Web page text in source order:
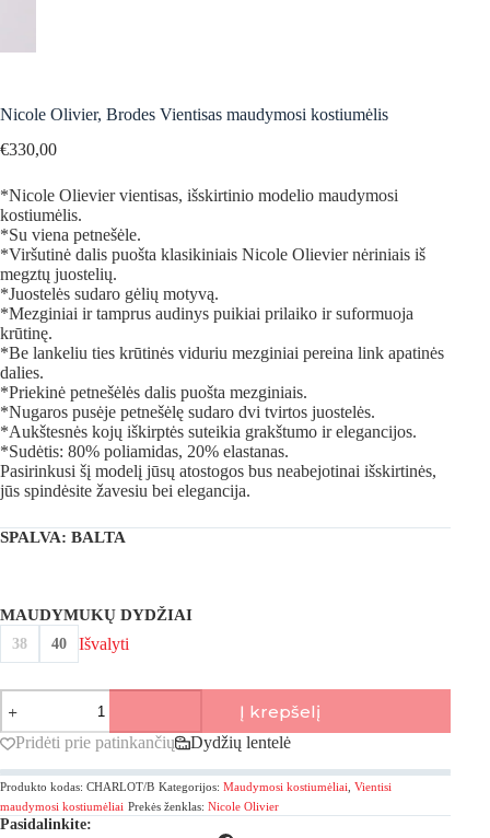
Nicole Olivier, Brodes Vientisas maudymosi kostiumėlis
€330,00
*Nicole Olievier vientisas, išskirtinio modelio maudymosi
kostiumėlis.
*Su viena petnešėle.
*Viršutinė dalis puošta klasikiniais Nicole Olievier nėriniais iš
megztų juostelių.
*Juostelės sudaro gėlių motyvą.
*Mezginiai ir tamprus audinys puikiai prilaiko ir suformuoja
krūtinę.
*Be lankeliu ties krūtinės viduriu mezginiai pereina link apatinės
dalies.
*Priekinė petnešėlės dalis puošta mezginiais.
*Nugaros pusėje petnešėlę sudaro dvi tvirtos juostelės.
*Aukštesnės kojų iškirptės suteikia grakštumo ir elegancijos.
*Sudėtis: 80% poliamidas, 20% elastanas.
Pasirinkusi šį modelį jūsų atostogos bus neabejotinai išskirtinės,
jūs spindėsite žavesiu bei elegancija.
SPALVA: BALTA
MAUDYMUKŲ DYDŽIAI
38 40 Išvalyti
produkto
kiekis:
Nicole
Olivier,
Brodes
Vientisas
maudymosi
kostiumėlis
Į krepšelį
Pridėti prie patinkančių Dydžių lentelė
Produkto kodas: CHARLOT/B Kategorijos: Maudymosi kostiumėliai, Vientisi
maudymosi kostiumėliai Prekės ženklas: Nicole Olivier
Pasidalinkite: